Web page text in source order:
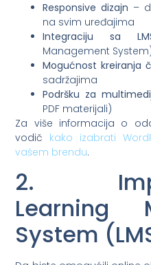
Responsive dizajn –
na svim uređajima
Integraciju sa
Management
Mogućnost kreiranja
sadržajima
Podršku za
PDF materijali)
Za više informacija o
vodič kako izabrati
vašem brendu.
2.
Learning
System